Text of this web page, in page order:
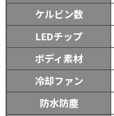
ケルビン数
LEDチップ
ボディ素材
冷却ファン
防水防塵